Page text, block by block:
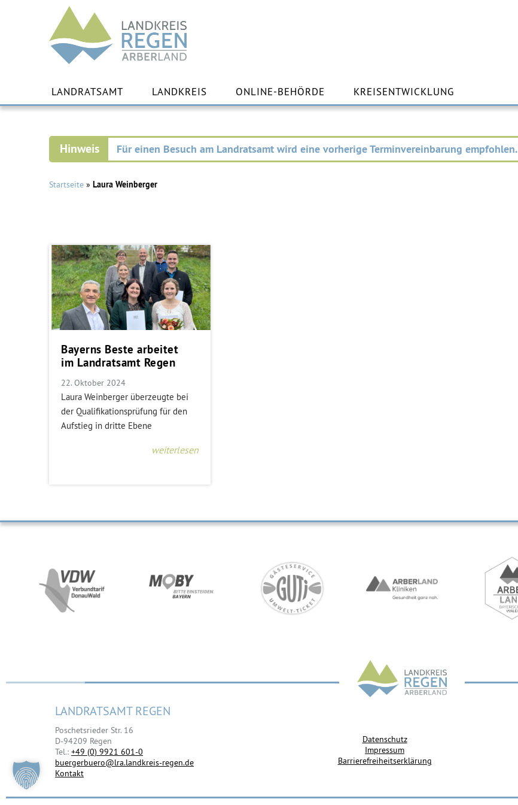
Landkreis
Regen
Inhalt
springen
LANDRATSAMT LANDKREIS ONLINE-BEHÖRDE KREISENTWICKLUNG
Für einen Besuch am Landratsamt wird eine vorherige Terminvereinbarung empfohlen.
Startseite » Laura Weinberger
Bayerns Beste arbeitet
im Landratsamt Regen
22. Oktober 2024
Laura Weinberger überzeugte bei
der Qualifikationsprüfung für den
Aufstieg in dritte Ebene
weiterlesen
LANDRATSAMT REGEN
Poschetsrieder Str. 16
D-94209 Regen
Tel.: +49 (0) 9921 601-0
buergerbuero@lra.landkreis-regen.de
Kontakt
Datenschutz
Impressum
Barrierefreiheitserklärung